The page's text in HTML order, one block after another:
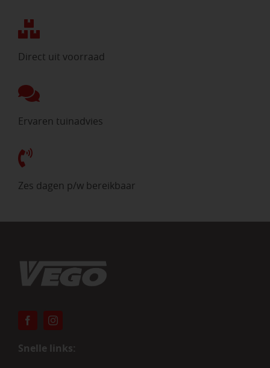
Direct uit voorraad
Ervaren tuinadvies
Zes dagen p/w bereikbaar
Snelle links: